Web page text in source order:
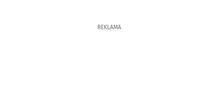
REKLAMA